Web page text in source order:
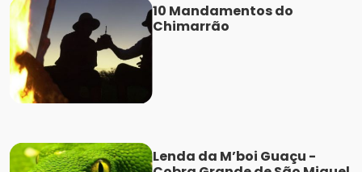
10 Mandamentos do
Chimarrão
Lenda da M’boi Guaçu -